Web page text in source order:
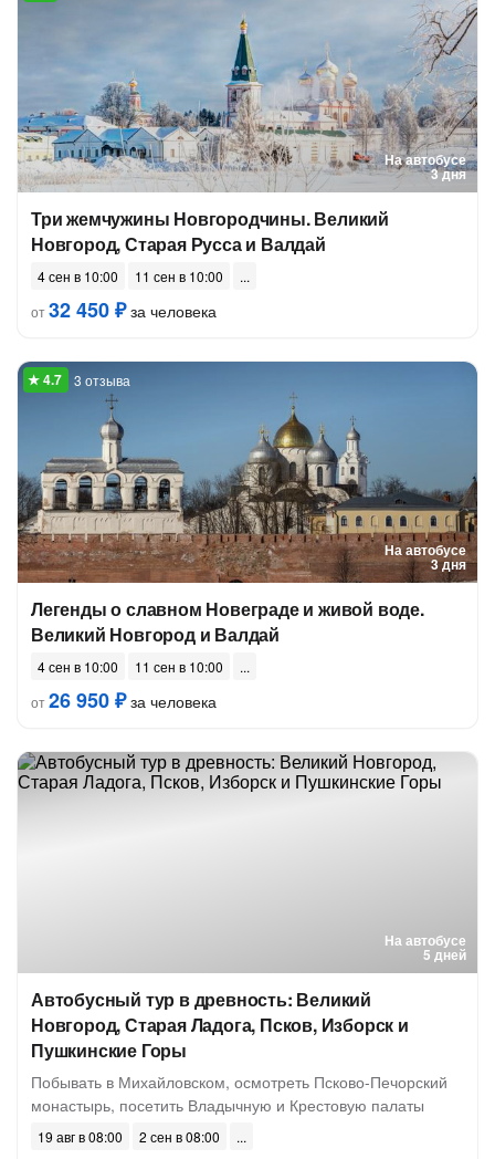
На автобусе
3 дня
Три жемчужины Новгородчины. Великий
Новгород, Старая Русса и Валдай
4 сен в 10:00
11 сен в 10:00
от32 450 ₽за человека
На автобусе
3 дня
3 отзыва
Легенды о славном Новеграде и живой воде.
Великий Новгород и Валдай
4 сен в 10:00
11 сен в 10:00
от26 950 ₽за человека
На автобусе
5 дней
Автобусный тур в древность: Великий
Новгород, Старая Ладога, Псков, Изборск и
Пушкинские Горы
Побывать в Михайловском, осмотреть Псково-Печорский
монастырь, посетить Владычную и Крестовую палаты
19 авг в 08:00 2 сен в 08:00